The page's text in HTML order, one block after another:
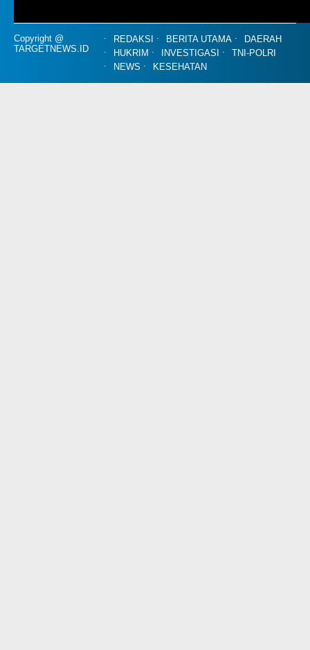
Copyright @
TARGETNEWS.ID
REDAKSI BERITA UTAMA
DAERAH
HUKRIM
INVESTIGASI
TNI-POLRI
NEWS
KESEHATAN